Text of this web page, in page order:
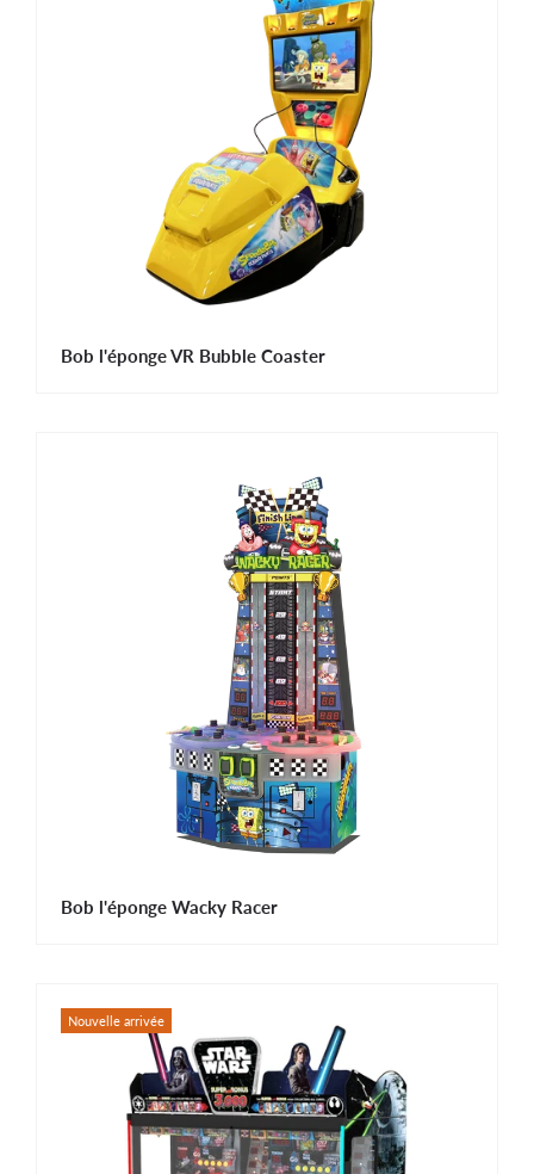
Bob l'éponge VR Bubble Coaster
Bob l'éponge Wacky Racer
Nouvelle arrivée